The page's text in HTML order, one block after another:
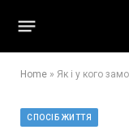
Home » Як і у кого
СПОСІБ ЖИТТЯ